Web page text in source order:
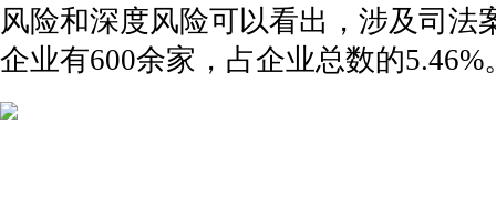
以“龙头企业落子”带动高端人才落地，华漕镇
湾
聚焦新质生产力与产业国际竞争力提升2024年
风险和深度风险可以看出，涉及司法
企业有600余家，占企业总数的5.46%